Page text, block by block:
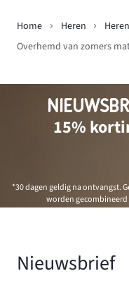
Home Heren
Overhemd van zomers
15%
*30 dagen geldig na ontvangst.
worden
Nieuwsbrief